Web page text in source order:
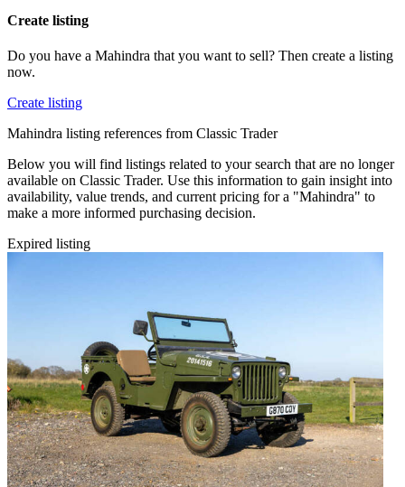
Create listing
Do you have a Mahindra that you want to sell? Then create a listing
now.
Create listing
Mahindra listing references from Classic Trader
Below you will find listings related to your search that are no longer
available on Classic Trader. Use this information to gain insight into
availability, value trends, and current pricing for a "Mahindra" to
make a more informed purchasing decision.
Expired listing